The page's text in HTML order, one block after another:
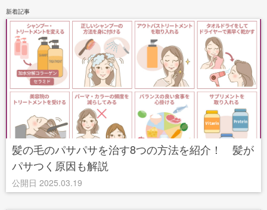
新着記事
髪の毛のパサパサを治す8つの方法を紹介！ 髪が
パサつく原因も解説
公開日 2025.03.19